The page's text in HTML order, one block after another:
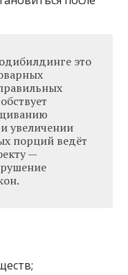
это
увеличении
порций ведёт
—